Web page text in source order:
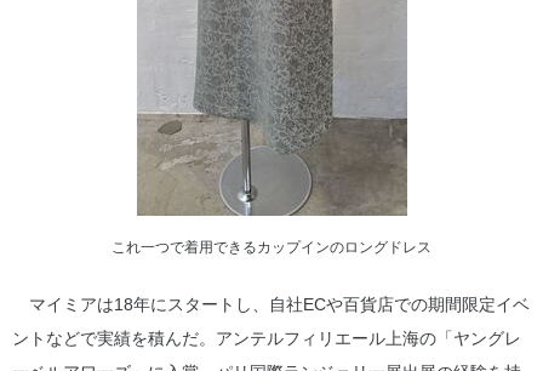
これ一つで着用できるカップインのロングドレス
マイミアは18年にスタートし、自社ECや百貨店での期間限定イベ
ントなどで実績を積んだ。アンテルフィリエール上海の「ヤングレ